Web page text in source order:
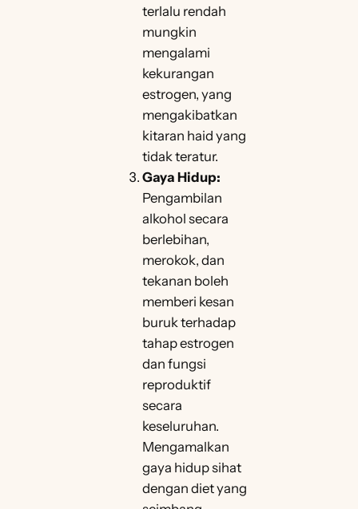
terlalu rendah
mungkin
mengalami
kekurangan
estrogen, yang
mengakibatkan
kitaran haid yang
tidak teratur.
Gaya Hidup:
Pengambilan
alkohol secara
berlebihan,
merokok, dan
tekanan boleh
memberi kesan
buruk terhadap
tahap estrogen
dan fungsi
reproduktif
secara
keseluruhan.
Mengamalkan
gaya hidup sihat
dengan diet yang